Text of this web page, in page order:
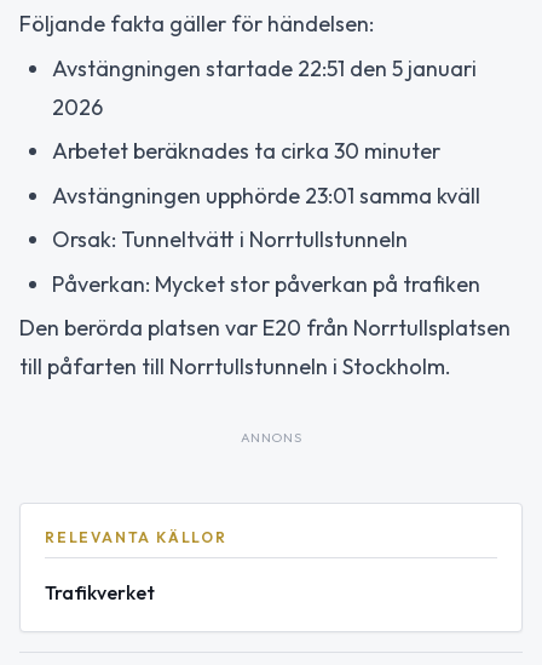
Följande fakta gäller för händelsen:
Avstängningen startade 22:51 den 5 januari
2026
Arbetet beräknades ta cirka 30 minuter
Avstängningen upphörde 23:01 samma kväll
Orsak: Tunneltvätt i Norrtullstunneln
Påverkan: Mycket stor påverkan på trafiken
Den berörda platsen var E20 från Norrtullsplatsen
till påfarten till Norrtullstunneln i Stockholm.
ANNONS
RELEVANTA KÄLLOR
Trafikverket